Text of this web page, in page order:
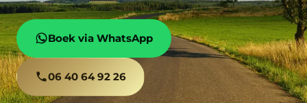
Boek via WhatsApp
06 40 64 92 26